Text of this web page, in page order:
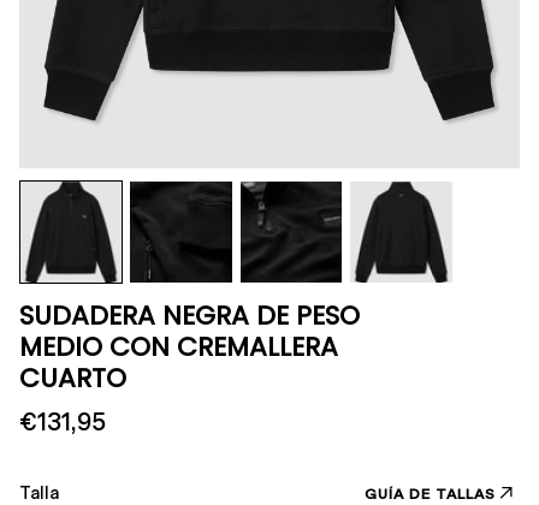
SUDADERA NEGRA DE PESO
MEDIO CON CREMALLERA
CUARTO
€131,95
Talla GUÍA DE TALLAS